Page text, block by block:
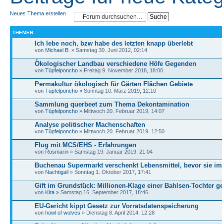
Neues Thema erstellen
THEMEN
Ich lebe noch, bzw habe des letzten knapp überlebt
von Michael B. » Samstag 30. Juni 2012, 02:14
Ökologischer Landbau verschiedene Höfe Gegenden
von Tüpfelponcho » Freitag 9. November 2018, 18:00
Permakultur ökologisch für Gärten Flächen Gebiete
von Tüpfelponcho » Sonntag 10. März 2019, 12:10
Sammlung querbeet zum Thema Dekontamination
von Tüpfelponcho » Mittwoch 20. Februar 2019, 14:07
Analyse politischer Machenschaften
von Tüpfelponcho » Mittwoch 20. Februar 2019, 12:50
Flug mit MCS/EHS - Erfahrungen
von Rosmarin » Samstag 19. Januar 2019, 21:04
Buchenau Supermarkt verschenkt Lebensmittel, bevor sie
von Nachtigall » Sonntag 1. Oktober 2017, 17:41
Gift im Grundstück: Millionen-Klage einer Bahlsen-Tochter
von Kira » Samstag 16. September 2017, 18:46
EU-Gericht kippt Gesetz zur Vorratsdatenspeicherung
von howl of wolves » Dienstag 8. April 2014, 12:28